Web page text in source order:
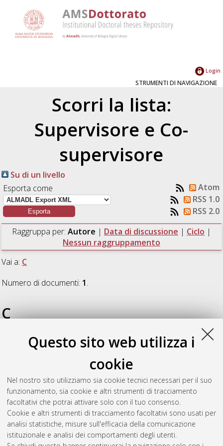
Questo sito web utilizza i
cookie
Nel nostro sito utilizziamo sia cookie tecnici necessari per il suo
funzionamento, sia cookie e altri strumenti di tracciamento
facoltativi che potrai attivare solo con il tuo consenso.
Cookie e altri strumenti di tracciamento facoltativi sono usati per
analisi statistiche, misure sull'efficacia della comunicazione
istituzionale e analisi dei comportamenti degli utenti.
Login
STRUMENTI DI NAVIGAZIONE
Scorri la lista:
Supervisore e Co-
supervisore
Su di un livello
Esporta come
Atom
RSS 1.0
RSS 2.0
Raggruppa per: Autore | Data di discussione | Ciclo |
Nessun raggruppamento
Vai a: C
Numero di documenti: 1.
C
Console Camprini, Patrizio(2013)Power Transient Analysis
of Experimental Devices for Jules Horowitz Material Testing
, [Dissertation thesis], Alma Mater Studiorum
Università di Bologna. Dottorato di ricerca in
energetica, nucleare e del controllo ambientale, 25 Ciclo. DOI
10.6092/unibo/amsdottorato/5689.
Questa lista e' stata generata ilSun Aug 9 20:45:35 2026